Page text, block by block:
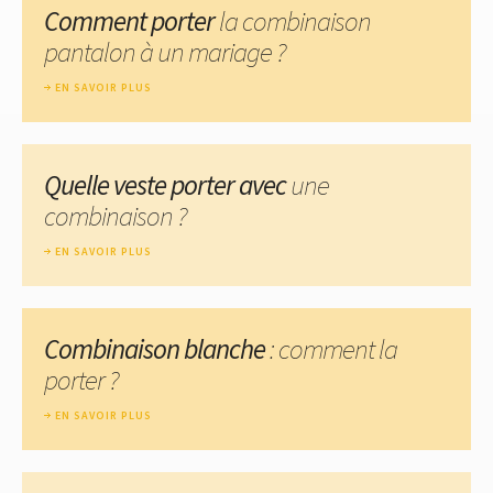
Comment porterla combinaison
pantalon à un mariage ?
EN SAVOIR PLUS
Quelle veste porter avecune
combinaison ?
EN SAVOIR PLUS
Combinaison blanche: comment la
porter ?
EN SAVOIR PLUS